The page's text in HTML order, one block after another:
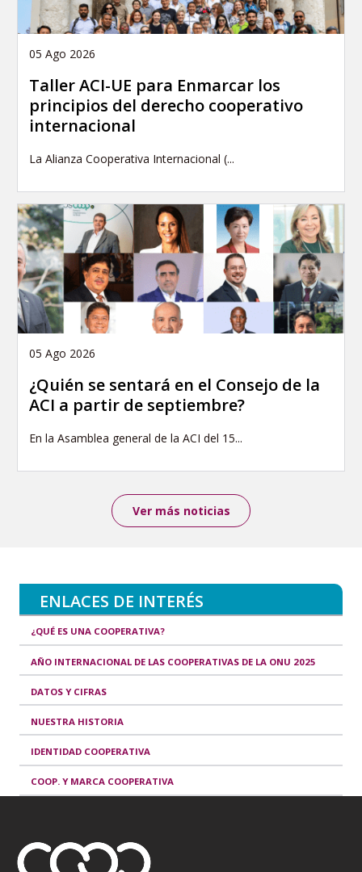
05 Ago 2026
Taller ACI-UE para Enmarcar los
principios del derecho cooperativo
internacional
La Alianza Cooperativa Internacional (...
05 Ago 2026
¿Quién se sentará en el Consejo de la
ACI a partir de septiembre?
En la Asamblea general de la ACI del 15...
Ver más noticias
ENLACES DE INTERÉS
¿QUÉ ES UNA COOPERATIVA?
AÑO INTERNACIONAL DE LAS COOPERATIVAS DE LA ONU 2025
DATOS Y CIFRAS
NUESTRA HISTORIA
IDENTIDAD COOPERATIVA
COOP. Y MARCA COOPERATIVA